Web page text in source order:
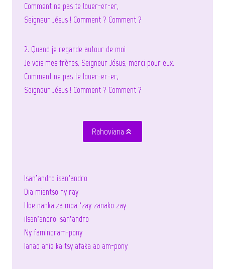
Comment ne pas te louer-er-er,
Seigneur Jésus ! Comment ? Comment ?
2. Quand je regarde autour de moi
Je vois mes frères, Seigneur Jésus, merci pour eux.
Comment ne pas te louer-er-er,
Seigneur Jésus ! Comment ? Comment ?
Rahoviana
Isan’andro isan’andro
Dia miantso ny ray
Hoe nankaiza moa ‘zay zanako zay
iIsan’andro isan’andro
Ny famindram-pony
Ianao anie ka tsy afaka ao am-pony